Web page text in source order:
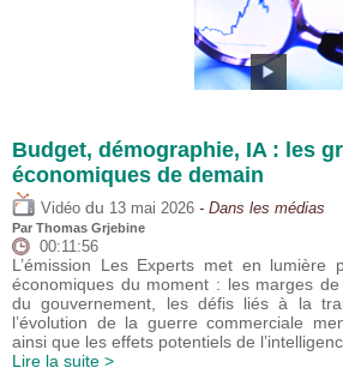
Budget, démographie, IA : les
économiques de demain
Vidéo du 13 mai 2026 - Dans les médias
Par Thomas Grjebine
00:11:56
L’émission Les Experts met en lumière
économiques du moment : les marges
du gouvernement, les défis liés à la
l’évolution de la guerre commerciale
ainsi que les effets potentiels de
Lire la suite >